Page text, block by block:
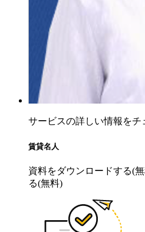
サービスの詳しい情報をチ
賃貸名人
資料をダウンロードする(
る(無料)